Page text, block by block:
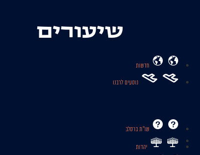
שיעורים
חדשות
נוסעים לרבנו
שו’’ת ברסלב
יהדות